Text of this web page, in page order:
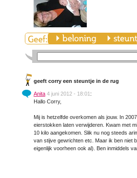
geeft corry een steuntje in de rug
Anita 4 juni 2012 - 18:01 :
Hallo Corry,
Mij is hetzelfde overkomen als jouw. In
eierstokken laten verwijderen. Kwam met
10 kilo aangekomen. Slik nu nog steeds
van stijve gewrichten etc. Maar ik ben niet
eigenlijk voorheen ook al). Ben inmiddels